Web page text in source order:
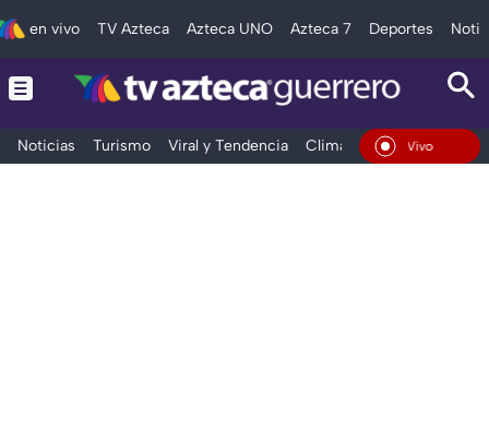
en vivo TV Azteca Azteca UNO Azteca 7 Deportes
Noticias Turismo Viral y Tendencia Clima Deportes
En Vivo